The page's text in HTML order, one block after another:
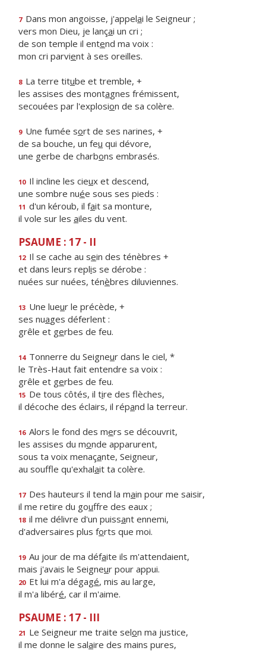
7 Dans mon angoisse, j'appelai le Seigneur ;
vers mon Dieu, je lançai un cri ;
de son temple il entend ma voix :
mon cri parvient à ses oreilles.
8 La terre titube et tremble, +
les assises des montagnes frémissent,
secouées par l'explosion de sa colère.
9 Une fumée sort de ses narines, +
de sa bouche, un feu qui dévore,
une gerbe de charbons embrasés.
10 Il incline les cieux et descend,
une sombre nuée sous ses pieds :
11 d'un kéroub, il fait sa monture,
il vole sur les ailes du vent.
PSAUME : 17 - II
12 Il se cache au sein des ténèbres +
et dans leurs replis se dérobe :
nuées sur nuées, ténèbres diluviennes.
13 Une lueur le précède, +
ses nuages déferlent :
grêle et gerbes de feu.
14 Tonnerre du Seigneur dans le ciel, *
le Très-Haut fait entendre sa voix :
grêle et gerbes de feu.
15 De tous côtés, il tire des flèches,
il décoche des éclairs, il répand la terreur.
16 Alors le fond des mers se découvrit,
les assises du monde apparurent,
sous ta voix menaçante, Seigneur,
au souffle qu'exhalait ta colère.
17 Des hauteurs il tend la main pour me saisir,
il me retire du gouffre des eaux ;
18 il me délivre d'un puissant ennemi,
d'adversaires plus forts que moi.
19 Au jour de ma défaite ils m'attendaient,
mais j'avais le Seigneur pour appui.
20 Et lui m'a dégagé, mis au large,
il m'a libéré, car il m'aime.
PSAUME : 17 - III
21 Le Seigneur me traite selon ma justice,
il me donne le salaire des mains pures,